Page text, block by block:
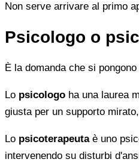
Non serve arrivare al primo
Psicologo o
È la domanda che si
Lo psicologo ha una laurea
giusta per un supporto
Lo psicoterapeutaè uno
intervenendo su disturbi